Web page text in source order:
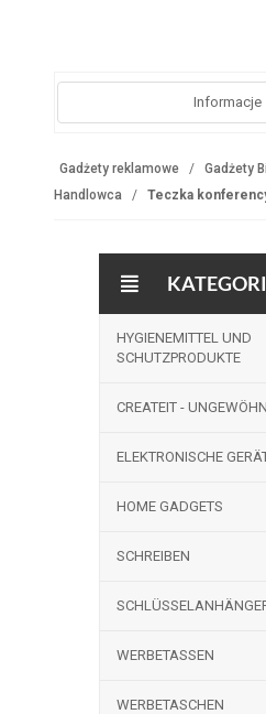
Informacje
Gadżety reklamowe Gadżety
Handlowca
Teczka
HYGIENEMITTEL UND
SCHUTZPRODUKTE
CREATEIT -
ELEKTRONISCHE
HOME GADGETS
SCHREIBEN
WERBETASSEN
WERBETASCHEN